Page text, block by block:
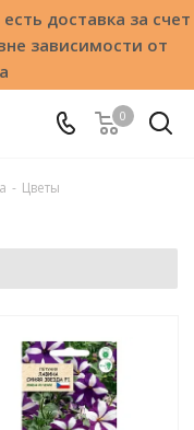
доставка за счет
зависимости от
0
- Цветы